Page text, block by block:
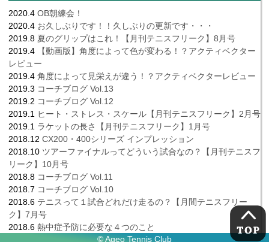
2020.4 OB朝練会！
2020.4 お久しぶりです！！久しぶりの更新です・・・
2019.8 夏のグリップはこれ！【月刊テニスフリーク】8月号
2019.4
【動画版】角度によって色が変わる！？アクティベクター
レビュー
2019.4 角度によって見栄えが違う！？アクティベクターレビュー
2019.3 コーチブログ Vol.13
2019.2 コーチブログ Vol.12
2019.1 ヒート・ストレス・スケール【月刊テニスフリーク】2月号
2019.1 ラケットの長さ【月刊テニスフリーク】1月号
2018.12 CX200・400シリーズ インプレッション
2018.10 ツアーファイナルってどういう試合なの？【月刊テニスフ
リーク】10月号
2018.8 コーチブログ Vol.11
2018.7 コーチブログ Vol.10
2018.6 テニスって１試合どれだけ走るの？【月間テニスフリー
ク】7月号
2018.6 熱中症予防に必要な４つのこと
© Ageo Tennis Club